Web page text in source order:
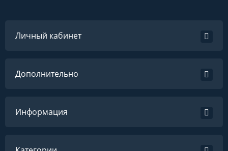
Личный кабинет
Дополнительно
Информация